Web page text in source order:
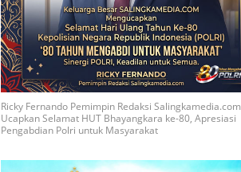
Ricky Fernando Pemimpin Redaksi Salingkamedia.com
Ucapkan Selamat HUT Bhayangkara ke-80, Apresiasi
Pengabdian Polri untuk Masyarakat